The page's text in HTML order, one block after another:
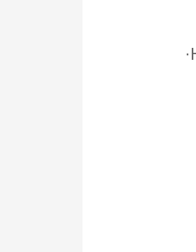
·